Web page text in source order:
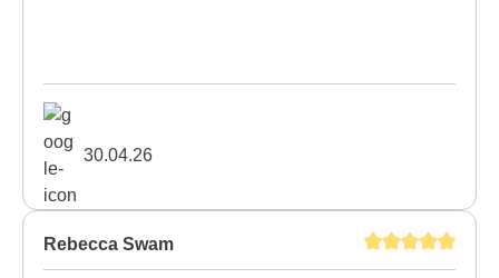
30.04.26
Rebecca Swam